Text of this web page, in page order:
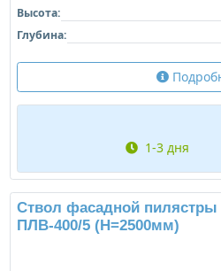
Высота:
Глубина:
1-3 дня
Ствол фасадной пилястры
ПЛВ-400/5 (H=2500мм)